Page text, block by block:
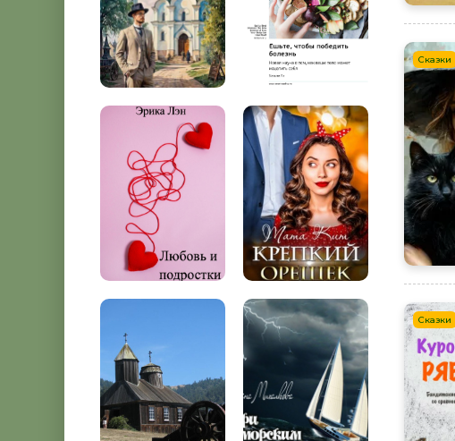
Сказки
Сказки